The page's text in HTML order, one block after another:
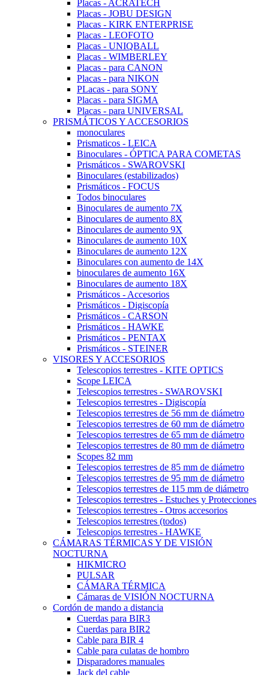
Placas - ACRATECH
Placas - JOBU DESIGN
Placas - KIRK ENTERPRISE
Placas - LEOFOTO
Placas - UNIQBALL
Placas - WIMBERLEY
Placas - para CANON
Placas - para NIKON
PLacas - para SONY
Placas - para SIGMA
Placas - para UNIVERSAL
PRISMÁTICOS Y ACCESORIOS
monoculares
Prismaticos - LEICA
Binoculares - ÓPTICA PARA COMETAS
Prismáticos - SWAROVSKI
Binoculares (estabilizados)
Prismáticos - FOCUS
Todos binoculares
Binoculares de aumento 7X
Binoculares de aumento 8X
Binoculares de aumento 9X
Binoculares de aumento 10X
Binoculares de aumento 12X
Binoculares con aumento de 14X
binoculares de aumento 16X
Binoculares de aumento 18X
Prismáticos - Accesorios
Prismáticos - Digiscopía
Prismáticos - CARSON
Prismáticos - HAWKE
Prismáticos - PENTAX
Prismáticos - STEINER
VISORES Y ACCESORIOS
Telescopios terrestres - KITE OPTICS
Scope LEICA
Telescopios terrestres - SWAROVSKI
Telescopios terrestres - Digiscopía
Telescopios terrestres de 56 mm de diámetro
Telescopios terrestres de 60 mm de diámetro
Telescopios terrestres de 65 mm de diámetro
Telescopios terrestres de 80 mm de diámetro
Scopes 82 mm
Telescopios terrestres de 85 mm de diámetro
Telescopios terrestres de 95 mm de diámetro
Telescopios terrestres de 115 mm de diámetro
Telescopios terrestres - Estuches y Protecciones
Telescopios terrestres - Otros accesorios
Telescopios terrestres (todos)
Telescopios terrestres - HAWKE
CÁMARAS TÉRMICAS Y DE VISIÓN
NOCTURNA
HIKMICRO
PULSAR
CÁMARA TÉRMICA
Cámaras de VISIÓN NOCTURNA
Cordón de mando a distancia
Cuerdas para BIR3
Cuerdas para BIR2
Cable para BIR 4
Cable para culatas de hombro
Disparadores manuales
Jack del cable